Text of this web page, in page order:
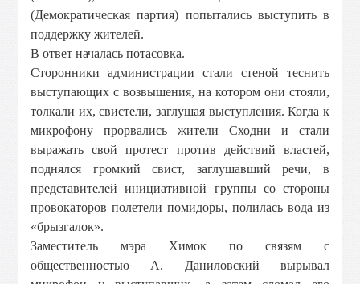
(Демократическая партия) попытались выступить в
поддержку жителей.
В ответ началась потасовка.
Сторонники администрации стали стеной теснить
выступающих с возвышения, на котором они стояли,
толкали их, свистели, заглушая выступления. Когда к
микрофону прорвались жители Сходни и стали
выражать свой протест против действий властей,
поднялся громкий свист, заглушавший речи, в
представителей инициативной группы со стороны
провокаторов полетели помидоры, полилась вода из
«брызгалок».
Заместитель мэра Химок по связям с
общественностью А. Даниловский вырывал